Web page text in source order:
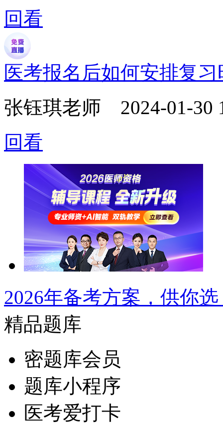
回看
医考报名后如何安排复习
张钰琪老师 2024-01-30
回看
2026年备考方案，供你
精品题库
密题库会员
题库小程序
医考爱打卡